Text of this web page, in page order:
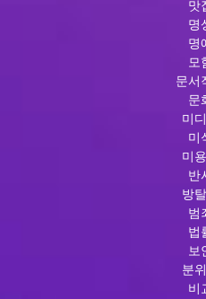
맛
명
명
모
문서
문
미
미
미
반
방
범
법
보
분
비